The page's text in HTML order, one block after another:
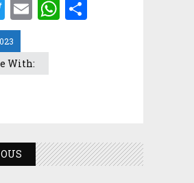
Twitter
EmailWhatsApp
With: